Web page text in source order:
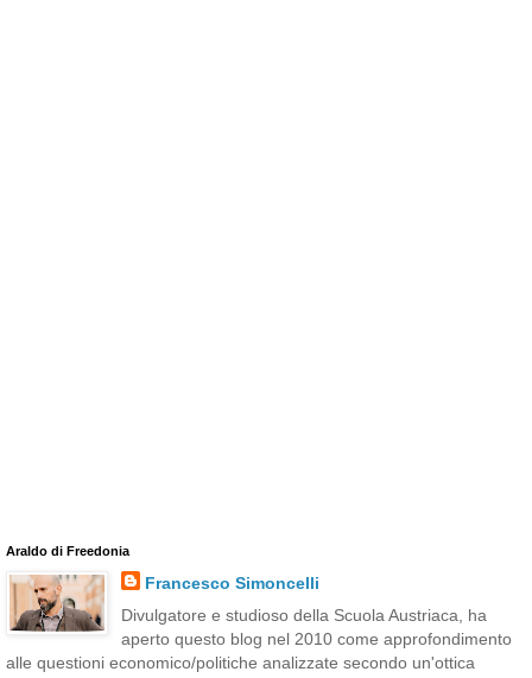
Araldo di Freedonia
Francesco Simoncelli
Divulgatore e studioso della Scuola Austriaca, ha
aperto questo blog nel 2010 come approfondimento
alle questioni economico/politiche analizzate secondo un'ottica